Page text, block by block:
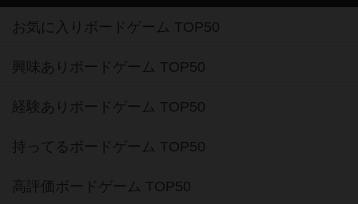
お気に入りボードゲーム TOP50
興味ありボードゲーム TOP50
経験ありボードゲーム TOP50
持ってるボードゲーム TOP50
高評価ボードゲーム TOP50